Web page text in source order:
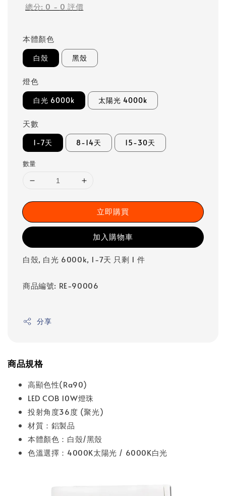
總分: 0 - 0 評價
本體顏色
白殼 黑殼
燈色
白光 6000k 太陽光 4000k
天數
1-7天 8-14天 15-30天
數量
立即購買
加入購物車
白殼, 白光 6000k, 1-7天 只剩 1 件
商品編號: RE-90006
分享
商品規格
高顯色性(Ra90)
LED COB 10W燈珠
投射角度36度 (聚光)
材質：鋁製品
本體顏色：白殼/黑殼
色溫選擇：4000K太陽光 / 6000K白光